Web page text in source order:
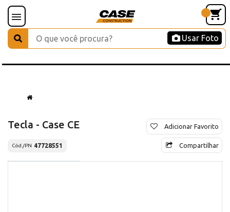
Usar Foto
Tecla - Case CE
Cód./PN 47728551
Adicionar Favorito
Compartilhar